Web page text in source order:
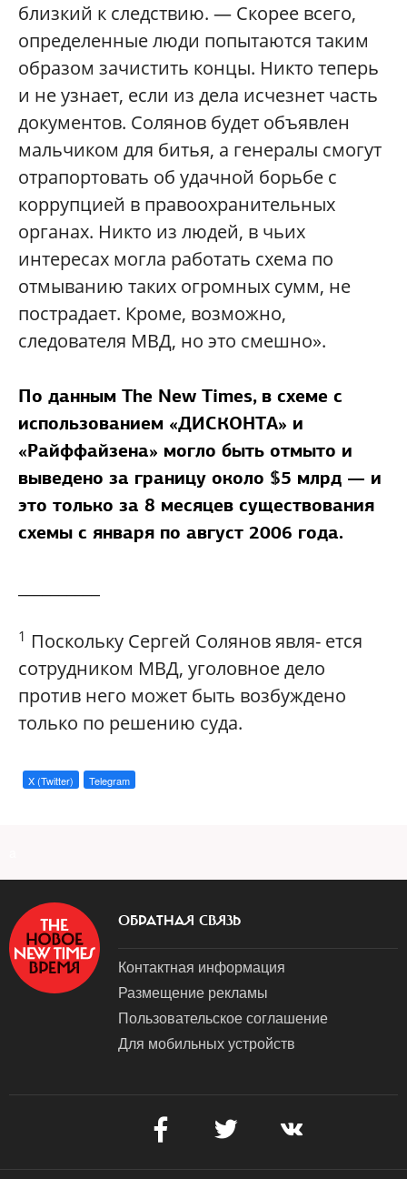
близкий к следствию. — Скорее всего,
определенные люди попытаются таким
образом зачистить концы. Никто теперь
и не узнает, если из дела исчезнет часть
документов. Солянов будет объявлен
мальчиком для битья, а генералы смогут
отрапортовать об удачной борьбе с
коррупцией в правоохранительных
органах. Никто из людей, в чьих
интересах могла работать схема по
отмыванию таких огромных сумм, не
пострадает. Кроме, возможно,
следователя МВД, но это смешно».
По данным The New Times, в схеме с
использованием «ДИСКОНТА» и
«Райффайзена» могло быть отмыто и
выведено за границу около $5 млрд — и
это только за 8 месяцев существования
схемы с января по август 2006 года.
1 Поскольку Сергей Солянов явля- ется
сотрудником МВД, уголовное дело
против него может быть возбуждено
только по решению суда.
X (Twitter) Telegram
ОБРАТНАЯ СВЯЗЬ
Контактная информация
Размещение рекламы
Пользовательское соглашение
Для мобильных устройств